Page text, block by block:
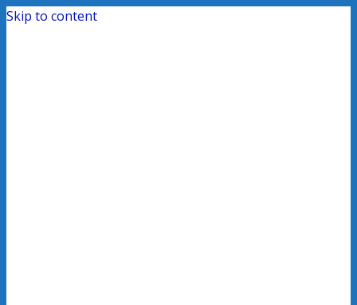
Skip to content